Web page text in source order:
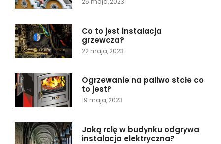
25 maja, 2023
Co to jest instalacja
grzewcza?
22 maja, 2023
Ogrzewanie na paliwo stałe co
to jest?
19 maja, 2023
Jaką rolę w budynku odgrywa
instalacja elektryczna?